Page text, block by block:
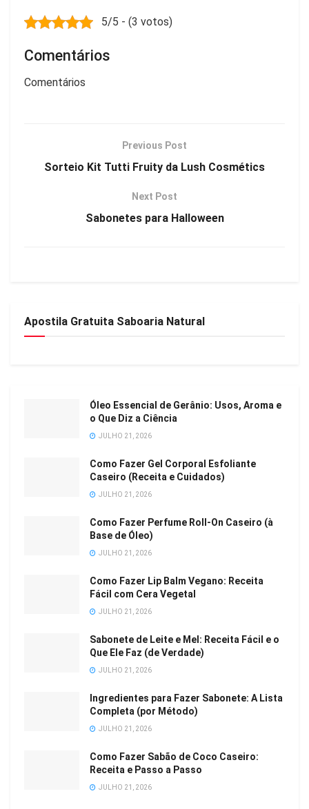
5/5 - (3 votos)
Comentários
Comentários
Previous Post
Sorteio Kit Tutti Fruity da Lush Cosmétics
Next Post
Sabonetes para Halloween
Apostila Gratuita Saboaria Natural
Óleo Essencial de Gerânio: Usos, Aroma e
o Que Diz a Ciência
JULHO 21, 2026
Como Fazer Gel Corporal Esfoliante
Caseiro (Receita e Cuidados)
JULHO 21, 2026
Como Fazer Perfume Roll-On Caseiro (à
Base de Óleo)
JULHO 21, 2026
Como Fazer Lip Balm Vegano: Receita
Fácil com Cera Vegetal
JULHO 21, 2026
Sabonete de Leite e Mel: Receita Fácil e o
Que Ele Faz (de Verdade)
JULHO 21, 2026
Ingredientes para Fazer Sabonete: A Lista
Completa (por Método)
JULHO 21, 2026
Como Fazer Sabão de Coco Caseiro:
Receita e Passo a Passo
JULHO 21, 2026